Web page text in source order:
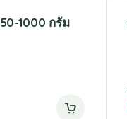
1000 กรัม